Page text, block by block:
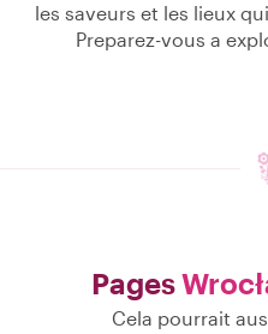
les saveurs et les lieux
Preparez-vous a
Pages
Cela pourrait